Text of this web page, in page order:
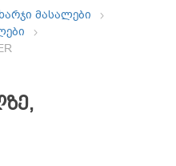
მასალები